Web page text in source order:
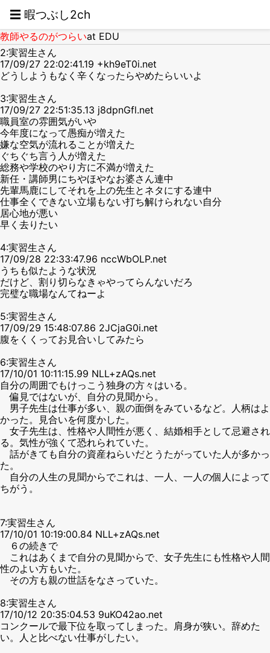
☰ 暇つぶし2ch
教師やるのがつらいat EDU
2:実習生さん
17/09/27 22:02:41.19 +kh9eT0i.net
どうしようもなく辛くなったらやめたらいいよ
3:実習生さん
17/09/27 22:51:35.13 j8dpnGfl.net
職員室の雰囲気がいや
今年度になって愚痴が増えた
嫌な空気が流れることが増えた
ぐちぐち言う人が増えた
総務や学校のやり方に不満が増えた
新任・講師男にちやほやなお婆さん連中
先輩馬鹿にしてそれを上の先生とネタにする連中
仕事全くできない立場もない打ち解けられない自分
居心地が悪い
早く去りたい
4:実習生さん
17/09/28 22:33:47.96 nccWbOLP.net
うちも似たような状況
だけど、割り切らなきゃやってらんないだろ
完璧な職場なんてねーよ
5:実習生さん
17/09/29 15:48:07.86 2JCjaG0i.net
腹をくくってお見合いしてみたら
6:実習生さん
17/10/01 10:11:15.99 NLL+zAQs.net
自分の周囲でもけっこう独身の方々はいる。
偏見ではないが、自分の見聞から。
男子先生は仕事が多い、親の面倒をみているなど。人柄はよ
かった。見合いを何度かした。
女子先生は、性格や人間性が悪く、結婚相手として忌避され
る。気性が強くて恐れられていた。
話がきても自分の資産ねらいだとうたがっていた人が多かっ
た。
自分の人生の見聞からでこれは、一人、一人の個人によって
ちがう。
7:実習生さん
17/10/01 10:19:00.84 NLL+zAQs.net
６の続きで
これはあくまで自分の見聞からで、女子先生にも性格や人間
性のよい方もいた。
その方も親の世話をなさっていた。
8:実習生さん
17/10/12 20:35:04.53 9uKO42ao.net
コンクールで最下位を取ってしまった。肩身が狭い。辞めた
い。人と比べない仕事がしたい。